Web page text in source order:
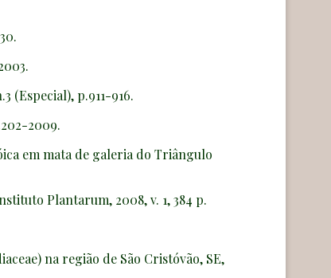
(Especial), p.911-916.
2009.
em mata de galeria do Triângulo
Plantarum, 2008, v. 1, 384 p.
na região de São Cristóvão, SE,